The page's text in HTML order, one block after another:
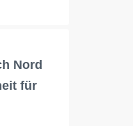
Nord
für